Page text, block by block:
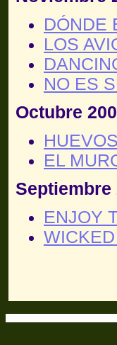
DÓNDE
LOS
NO ES
Octubre
EL
Septiembre
ENJOY